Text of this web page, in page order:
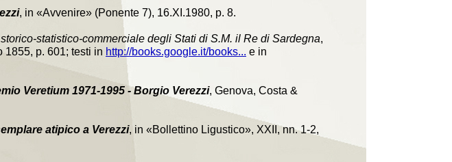
, in «Avvenire» (Ponente 7), 16.XI.1980, p. 8.
statistico-commerciale degli Stati di S.M. il Re di Sardegna,
1855, p. 601; testi in http://books.google.it/books... e in
Veretium 1971-1995 - Borgio Verezzi, Genova, Costa &
atipico a Verezzi, in «Bollettino Ligustico», XXII, nn. 1-2,